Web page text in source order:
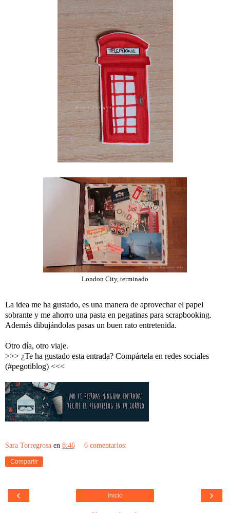
London City, terminado
La idea me ha gustado, es una manera de aprovechar el papel
sobrante y me ahorro una pasta en pegatinas para scrapbooking.
Además dibujándolas pasas un buen rato entretenida.
Otro día, otro viaje.
>>> ¿Te ha gustado esta entrada? Compártela en redes sociales
(#pegotiblog) <<<
Sara Torregrosa en 8:46 6 comentarios:
Compartir
‹ ›
Inicio